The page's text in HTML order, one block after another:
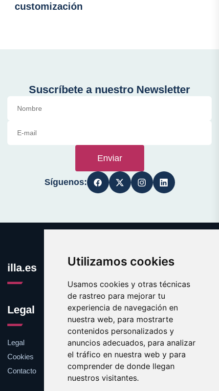
Utilizamos cookies
Usamos cookies y otras técnicas
de rastreo para mejorar tu
experiencia de navegación en
nuestra web, para mostrarte
contenidos personalizados y
anuncios adecuados, para analizar
el tráfico en nuestra web y para
comprender de donde llegan
nuestros visitantes.
customización
Suscríbete a nuestro Newsletter
Enviar
Síguenos:
illa.es
Legal
Legal
Cookies
Contacto